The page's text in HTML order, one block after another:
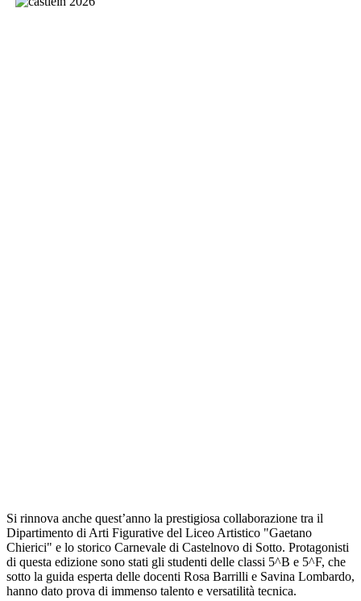
Si rinnova anche quest’anno la prestigiosa collaborazione tra il
Dipartimento di Arti Figurative del Liceo Artistico "Gaetano
Chierici" e lo storico Carnevale di Castelnovo di Sotto. Protagonisti
di questa edizione sono stati gli studenti delle classi 5^B e 5^F, che
sotto la guida esperta delle docenti Rosa Barrilli e Savina Lombardo,
hanno dato prova di immenso talento e versatilità tecnica.